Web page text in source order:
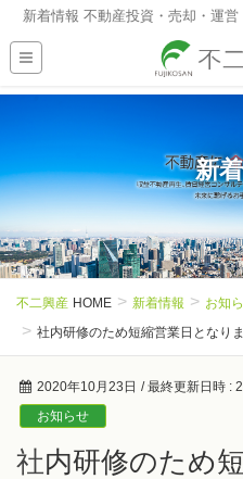
新着情報 不動産投資・売却・運
新
不二興産 HOME 新着情報
お知
社内研修のため短縮営業日となりま
2020年10月23日 / 最終更新日時 :
お知らせ
社内研修のため短縮営業日となり